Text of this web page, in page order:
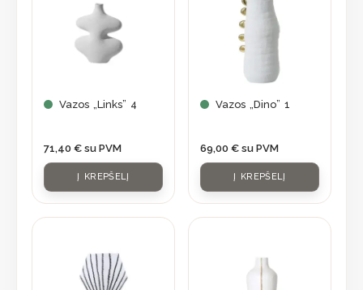
Vazos „Links” 4
71,40 € su PVM
Į KREPŠELĮ
Vazos „Dino” 1
69,00 € su PVM
Į KREPŠELĮ